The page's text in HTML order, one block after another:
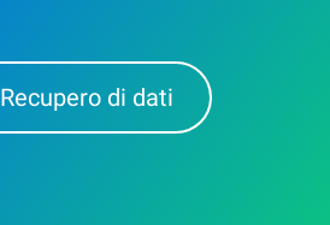
Recupero di dati